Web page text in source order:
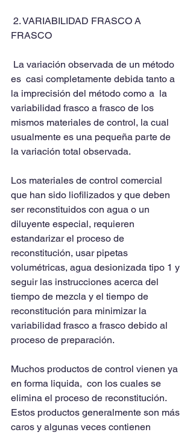
FRASCO
es  casi completamente debida tanto a
la imprecisión del método como a  la
variabilidad frasco a frasco de los
mismos materiales de control, la cual
usualmente es una pequeña parte de
la variación total observada.
Los materiales de control comercial
que han sido liofilizados y que deben
ser reconstituidos con agua o un
diluyente especial, requieren
estandarizar el proceso de
reconstitución, usar pipetas
volumétricas, agua desionizada tipo 1 y
seguir las instrucciones acerca del
tiempo de mezcla y el tiempo de
reconstitución para minimizar la
variabilidad frasco a frasco debido al
proceso de preparación.
Muchos productos de control vienen ya
en forma liquida,  con los cuales se
elimina el proceso de reconstitución.
Estos productos generalmente son más
caros y algunas veces contienen